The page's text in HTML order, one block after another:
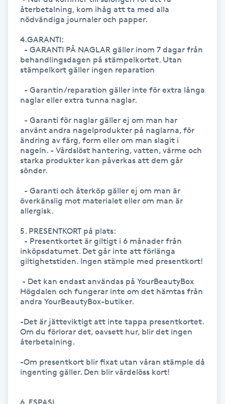
Kinesiologi
Kinesisk medicin
Kiropraktik
Klangmassage
Klippning
Klippning & Slingor
Koppningsmassage
Kosmetisk tatuering
Kostrådgivning
Kroppsinpackning
Kroppspeeling
återbetalning, kom ihåg att ta med alla
nödvändiga journaler och papper.
4.GARANTI:
behandlingsdagen på stämpelkortet. Utan
stämpelkort gäller ingen reparation
naglar eller extra tunna naglar.
använt andra nagelprodukter på naglarna, för
ändring av färg, form eller om man slagit i
nageln. - Vårdslöst hantering, vatten, värme och
starka produkter kan påverkas att dem går
sönder.
överkänslig mot materialet eller om man är
allergisk.
5. PRESENTKORT på plats:
inköpsdatumet. Det går inte att förlänga
giltighetstiden. Ingen stämple med presentkort!
Högdalen och fungerar inte om det hämtas från
andra YourBeautyBox-butiker.
-Det är jätteviktigt att inte tappa presentkortet.
Om du förlorar det, oavsett hur, blir det ingen
återbetalning.
-Om presentkort blir fixat utan våran stämple då
ingenting gäller. Den blir värdelöss kort!